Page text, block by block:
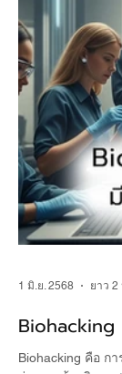
Biohacking
Biohacking คือ ก
1 มิ.ย. 2568 ยาว 2